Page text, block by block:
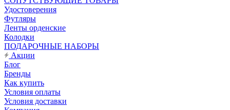
Удостоверения
Футляры
Ленты орденские
Колодки
ПОДАРОЧНЫЕ НАБОРЫ
Акции
Блог
Бренды
Как купить
Условия оплаты
Условия доставки